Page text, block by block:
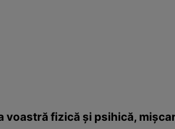
voastră fizică şi psihică,